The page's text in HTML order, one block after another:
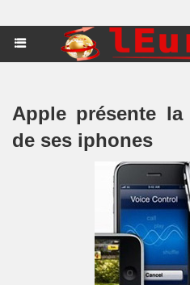
Apple présente la
de ses iphones